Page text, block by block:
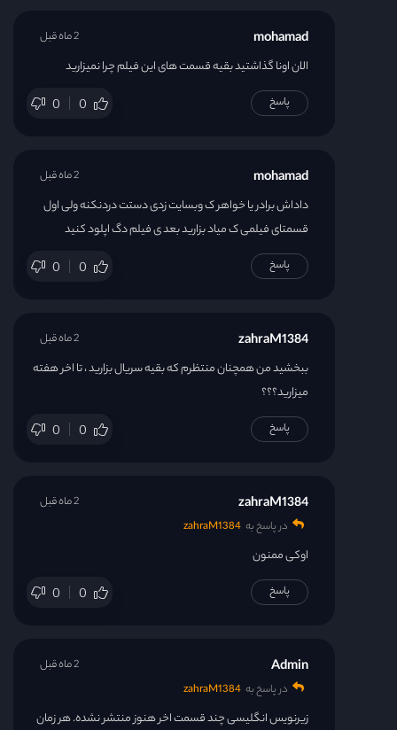
mohamad
الان اونا گذاشتید بقیه قسمت های این فیلم چرا نمیزارید
0 0
2 ماه قبل
پاسخ
mohamad
داداش برادر یا خواهر ک وبسایت زدی دستت دردنکنه ولی اول
قسمتای فیلمی ک میاد بزارید بعد ی فیلم دگ اپلود کنید
0 0
2 ماه قبل
پاسخ
zahraM1384
ببخشید من همچنان منتظرم که بقیه سریال بزارید ، تا اخر هفته
میزارید؟؟؟
0 0
2 ماه قبل
پاسخ
zahraM1384
در پاسخ به zahraM1384
اوکی ممنون
0 0
2 ماه قبل
پاسخ
Admin
در پاسخ به zahraM1384
زیرنویس انگلیسی چند قسمت اخر هنوز منتشر نشده. هر زمان
2 ماه قبل